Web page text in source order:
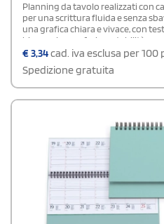
Planning da tavolo realizzati con
per una scrittura fluida e senza
una grafica chiara e vivace, con
bianco che conferisce stabilità e
Perfetti per organizzare
€3,34cad. iva esclusa per 100
Spedizione gratuita